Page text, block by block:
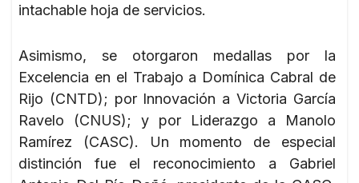
intachable hoja de servicios.
Asimismo, se otorgaron medallas por la
Excelencia en el Trabajo a Domínica Cabral de
Rijo (CNTD); por Innovación a Victoria García
Ravelo (CNUS); y por Liderazgo a Manolo
Ramírez (CASC). Un momento de especial
distinción fue el reconocimiento a Gabriel